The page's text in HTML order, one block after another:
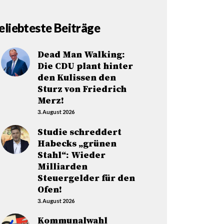
Beiträge
Dead Man Walking:
Die CDU plant hinter
den Kulissen den
Sturz von Friedrich
Merz!
3. August 2026
Studie schreddert
Habecks „grünen
Stahl“: Wieder
Milliarden
Steuergelder für den
Ofen!
3. August 2026
Kommunalwahl